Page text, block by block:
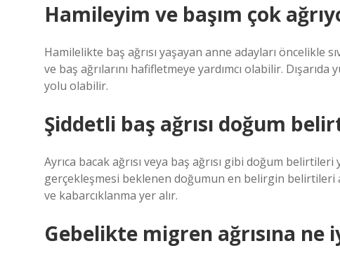
Hamileyim ve başım çok
Hamilelikte baş ağrısı yaşayan anne adayları öncelikle
ve baş ağrılarını hafifletmeye yardımcı olabilir.
yolu olabilir.
Şiddetli baş ağrısı doğum
Ayrıca bacak ağrısı veya baş ağrısı gibi doğum
gerçekleşmesi beklenen doğumun en belirgin belirtileri
ve kabarcıklanma yer alır.
Gebelikte migren ağrısına ne